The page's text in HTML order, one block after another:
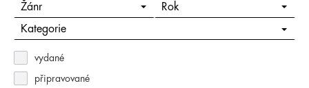
Žánr Rok
Kategorie
vydané
připravované